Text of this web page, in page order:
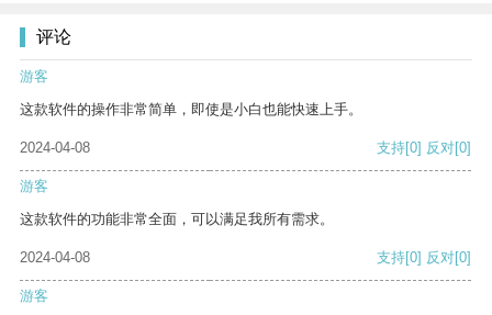
评论
游客
这款软件的操作非常简单，即使是小白也能快速上手。
2024-04-08 支持[0] 反对[0]
游客
这款软件的功能非常全面，可以满足我所有需求。
2024-04-08 支持[0] 反对[0]
游客